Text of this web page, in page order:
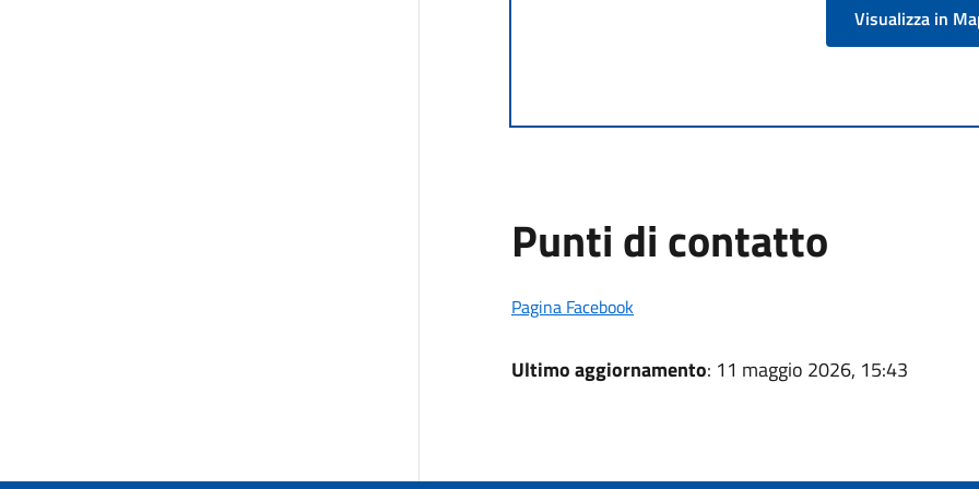
Visualizza in
Punti di contatto
Pagina Facebook
Ultimo aggiornamento: 11 maggio 2026, 15:43